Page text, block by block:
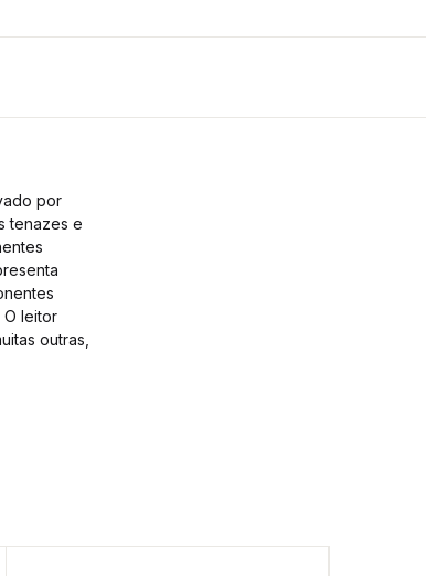
por
tenazes e
O leitor
outras,